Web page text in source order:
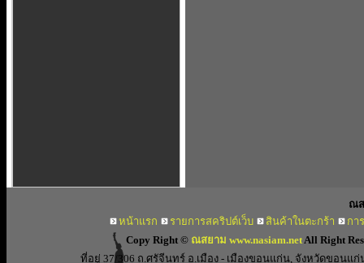
ณส
หน้าแรก
รายการสคริปต์เว็บ สินค้าในตะกร้า
กา
Copy Right © ณสยาม www.nasiam.netAll Right
ที่อยู่ 37/306 ถ.ศรัจีนทร์ อ.เมือง - เมืองขอนแก่น, จังหวัดขอนแก่